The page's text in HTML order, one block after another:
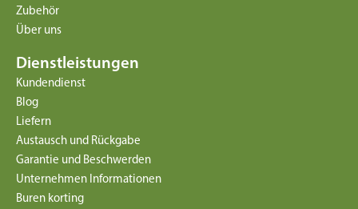
Zubehör
Über uns
Dienstleistungen
Kundendienst
Blog
Liefern
Austausch und Rückgabe
Garantie und Beschwerden
Unternehmen Informationen
Buren korting